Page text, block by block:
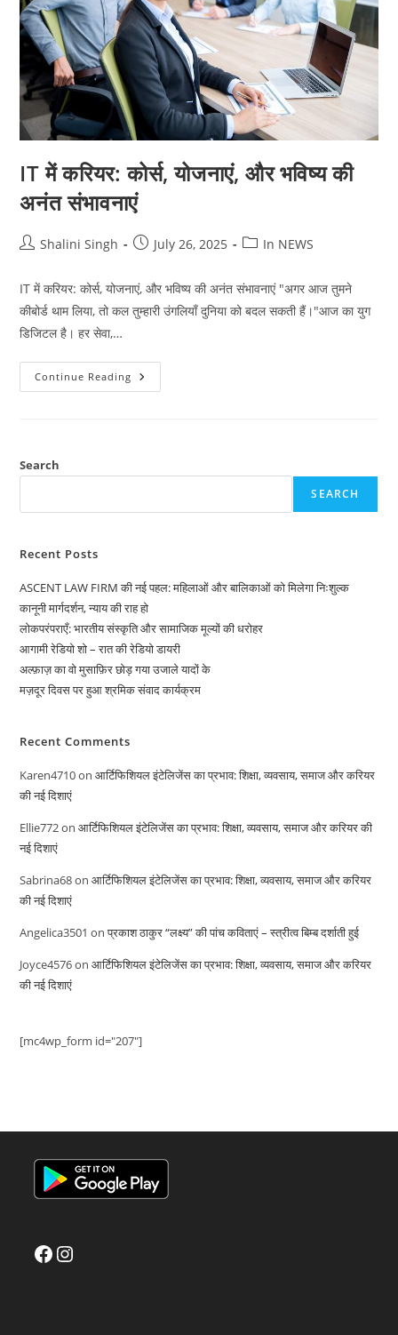
IT में करियर: कोर्स, योजनाएं, और भविष्य की
अनंत संभावनाएं
PostShalini Singh
PostJuly 26, 2025
PostIn NEWS
IT में करियर: कोर्स, योजनाएं, और भविष्य की अनंत संभावनाएं "अगर आज तुमने
कीबोर्ड थाम लिया, तो कल तुम्हारी उंगलियाँ दुनिया को बदल सकती हैं।"आज का युग
डिजिटल है। हर सेवा,…
Continue Reading IT
में
अनंत
Search
SEARCH
Recent Posts
ASCENT LAW FIRM की नई पहल: महिलाओं और बालिकाओं को मिलेगा निःशुल्क
कानूनी मार्गदर्शन, न्याय की राह हो
लोकपरंपराएँ: भारतीय संस्कृति और सामाजिक मूल्यों की धरोहर
आगामी रेडियो शो – रात की रेडियो डायरी
अल्फ़ाज़ का वो मुसाफ़िर छोड़ गया उजाले यादों के
मज़दूर दिवस पर हुआ श्रमिक संवाद कार्यक्रम
Recent Comments
Karen4710onआर्टिफिशियल इंटेलिजेंस का प्रभाव: शिक्षा, व्यवसाय, समाज और करियर
की नई दिशाएं
Ellie772onआर्टिफिशियल इंटेलिजेंस का प्रभाव: शिक्षा, व्यवसाय, समाज और करियर की
नई दिशाएं
Sabrina68onआर्टिफिशियल इंटेलिजेंस का प्रभाव: शिक्षा, व्यवसाय, समाज और करियर
की नई दिशाएं
Angelica3501 onप्रकाश ठाकुर “लक्ष्य” की पांच कविताएं – स्त्रीत्व बिम्ब दर्शाती हुई
Joyce4576onआर्टिफिशियल इंटेलिजेंस का प्रभाव: शिक्षा, व्यवसाय, समाज और करियर
की नई दिशाएं
[mc4wp_form id="207"]
FacebookInstagram